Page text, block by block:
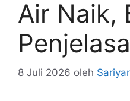
Air Naik,
8 Juli 2026 oleh